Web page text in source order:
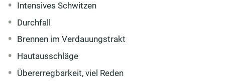
Intensives Schwitzen
Durchfall
Brennen im Verdauungstrakt
Hautausschläge
Übererregbarkeit, viel Reden